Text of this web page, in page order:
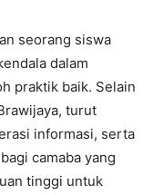
seorang siswa
dalam
praktik baik. Selain
turut
informasi, serta
camaba yang
tinggi untuk